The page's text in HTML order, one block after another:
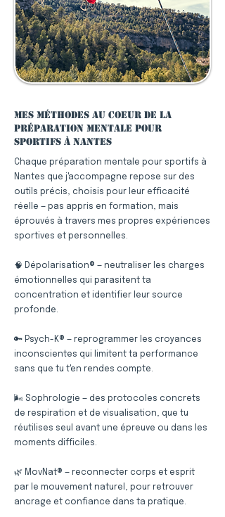
Mes méthodes au coeur de la
préparation mentale pour
sportifs à Nantes
Chaque préparation mentale pour sportifs à
Nantes que j'accompagne repose sur des
outils précis, choisis pour leur efficacité
réelle — pas appris en formation, mais
éprouvés à travers mes propres expériences
sportives et personnelles.
🧠 Dépolarisation® — neutraliser les charges
émotionnelles qui parasitent ta
concentration et identifier leur source
profonde.
🔑 Psych-K® — reprogrammer les croyances
inconscientes qui limitent ta performance
sans que tu t'en rendes compte.
🌬️ Sophrologie — des protocoles concrets
de respiration et de visualisation, que tu
réutilises seul avant une épreuve ou dans les
moments difficiles.
🌿 MovNat® — reconnecter corps et esprit
par le mouvement naturel, pour retrouver
ancrage et confiance dans ta pratique.